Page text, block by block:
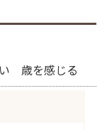
歳を感じる